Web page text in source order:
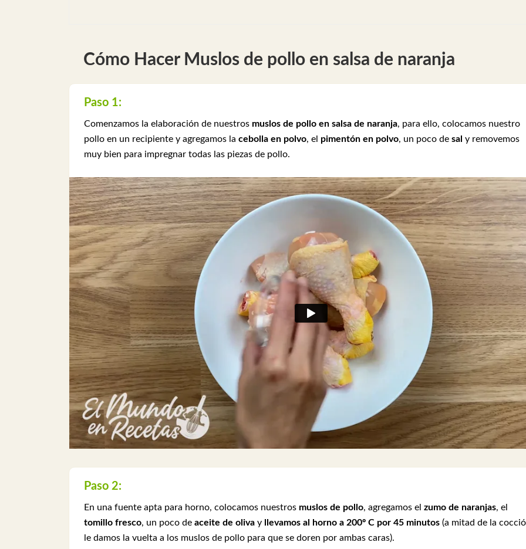
Cómo Hacer Muslos de pollo en salsa de naranja
Paso 1:
Comenzamos la elaboración de nuestros muslos de pollo en salsa de naranja, para ello, colocamos nuestro
pollo en un recipiente y agregamos la cebolla en polvo, el pimentón en polvo, un poco de sal y removemos
muy bien para impregnar todas las piezas de pollo.
Paso 2:
En una fuente apta para horno, colocamos nuestros muslos de pollo, agregamos el zumo de naranjas, el
tomillo fresco, un poco de aceite de oliva y llevamos al horno a 200º C por 45 minutos (a mitad de la
le damos la vuelta a los muslos de pollo para que se doren por ambas caras).